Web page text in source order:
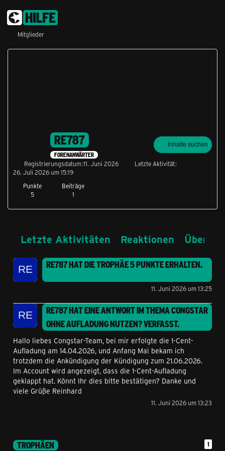
Mitglieder
RE787
FORENANWÄRTER
Punkte
5
Beiträge
1
Inhalte suchen
Registrierungsdatum 11. Juni 2026
Letzte Aktivität
26. Juli 2026 um 15:19
Letzte Aktivitäten Reaktionen Über
RE787HAT DIE TROPHÄE5 PUNKTEERHALTEN.
11. Juni 2026 um 13:25
RE787HAT EINE ANTWORT IM THEMACONGSTAR
OHNE AUFLADUNG NUTZEN?VERFASST.
Hallo liebes Congstar-Team, bei mir erfolgte die 1-Cent-
Aufladung am 14.04.2026, und Anfang Mai bekam ich
trotzdem die Ankündigung der Kündigung zum 21.06.2026.
Im Account wird angezeigt, dass die 1-Cent-Aufladung
geklappt hat. Könnt Ihr dies bitte bestätigen? Danke und
viele Grüße Reinhard
11. Juni 2026 um 13:23
TROPHÄEN 1